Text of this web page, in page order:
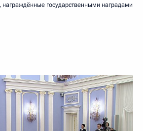
государственными наградами